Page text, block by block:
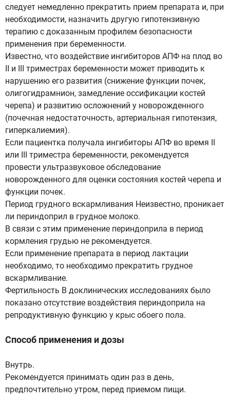
следует немедленно прекратить прием препарата и, при
необходимости, назначить другую гипотензивную
терапию с доказанным профилем безопасности
применения при беременности.
Известно, что воздействие ингибиторов АПФ на плод во
II и III триместрах беременности может приводить к
нарушению его развития (снижение функции почек,
олигогидрамнион, замедление оссификации костей
черепа) и развитию осложнений у новорожденного
(почечная недостаточность, артериальная гипотензия,
гиперкалиемия).
Если пациентка получала ингибиторы АПФ во время II
или III триместра беременности, рекомендуется
провести ультразвуковое обследование
новорожденного для оценки состояния костей черепа и
функции почек.
Период грудного вскармливания Неизвестно, проникает
ли периндоприл в грудное молоко.
В связи с этим применение периндоприла в период
кормления грудью не рекомендуется.
Если применение препарата в период лактации
необходимо, то необходимо прекратить грудное
вскармливание.
Фертильность В доклинических исследованиях было
показано отсутствие воздействия периндоприла на
репродуктивную функцию у крыс обоего пола.
Способ применения и дозы
Внутрь.
Рекомендуется принимать один раз в день,
предпочтительно утром, перед приемом пищи.